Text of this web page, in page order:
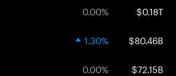
0.00% $0.18T
1.30% $80.46B
0.00% $72.15B